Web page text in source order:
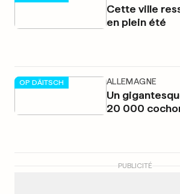
Cette ville
en plein été
OP DÄITSCH ALLEMAGNE
Un
20 000
PUBLICITÉ